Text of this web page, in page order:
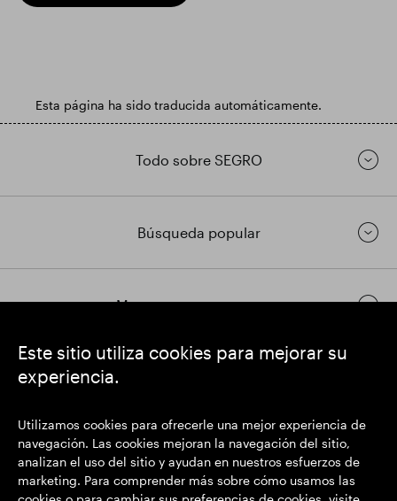
Este sitio utiliza cookies para mejorar su
experiencia.
Utilizamos cookies para ofrecerle una mejor experiencia de
navegación. Las cookies mejoran la navegación del sitio,
analizan el uso del sitio y ayudan en nuestros esfuerzos de
marketing. Para comprender más sobre cómo usamos las
Esta página ha sido traducida automáticamente.
Todo sobre SEGRO
Búsqueda popular
Mantenerse en contacto
Domicilio social: 1 New Burlington Place, Londres W1S 2HR
Número de registro del Reino Unido 167591
Lugar de registro: Inglaterra y Gales